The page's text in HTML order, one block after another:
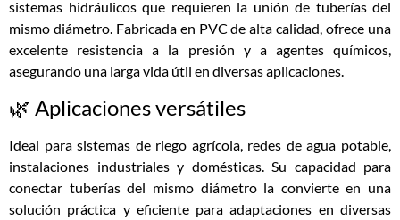
sistemas hidráulicos que requieren la unión de tuberías del
mismo diámetro. Fabricada en PVC de alta calidad, ofrece una
excelente resistencia a la presión y a agentes químicos,
asegurando una larga vida útil en diversas aplicaciones.
🌿 Aplicaciones versátiles
Ideal para sistemas de riego agrícola, redes de agua potable,
instalaciones industriales y domésticas. Su capacidad para
conectar tuberías del mismo diámetro la convierte en una
solución práctica y eficiente para adaptaciones en diversas